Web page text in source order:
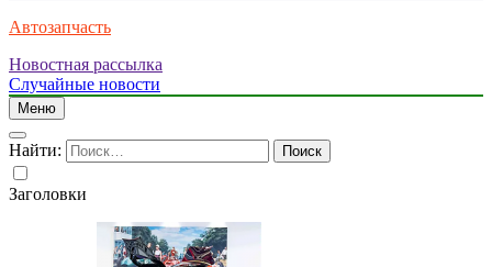
Автозапчасть
Новостная рассылка
Случайные новости
Меню
Найти:
Заголовки